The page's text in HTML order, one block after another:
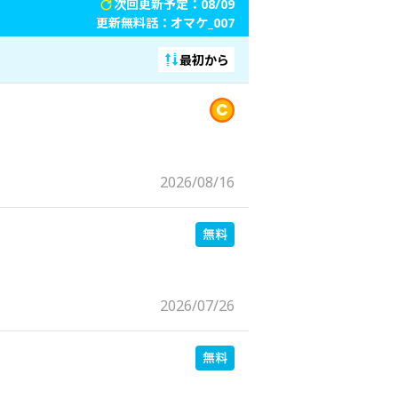
次回更新予定：08/09
更新無料話： オマケ_007
最初から
2026/08/16
2026/07/26